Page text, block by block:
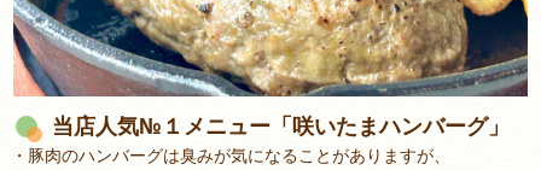
当店人気№１メニュー「咲いたまハンバーグ」
・豚肉のハンバーグは臭みが気になることがありますが、